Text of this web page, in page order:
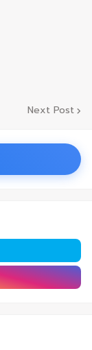
Next Post